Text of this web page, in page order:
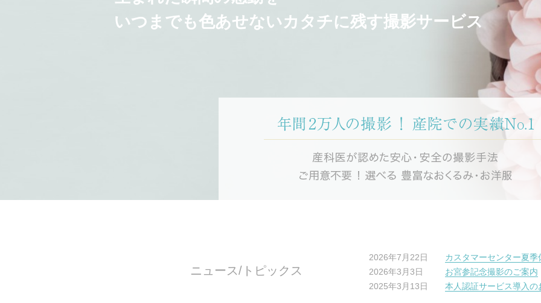
いつまでも色あせないカタチに残す撮影サービス
ニュース/トピックス
2026年7月22日
カスタマーセンター夏
2026年3月3日
お宮参記念撮影のご案内
2025年3月13日
本人認証サービス導入の